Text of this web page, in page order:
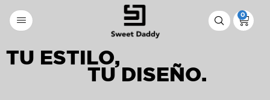
0
TU ESTILO,
TU DISEÑO.